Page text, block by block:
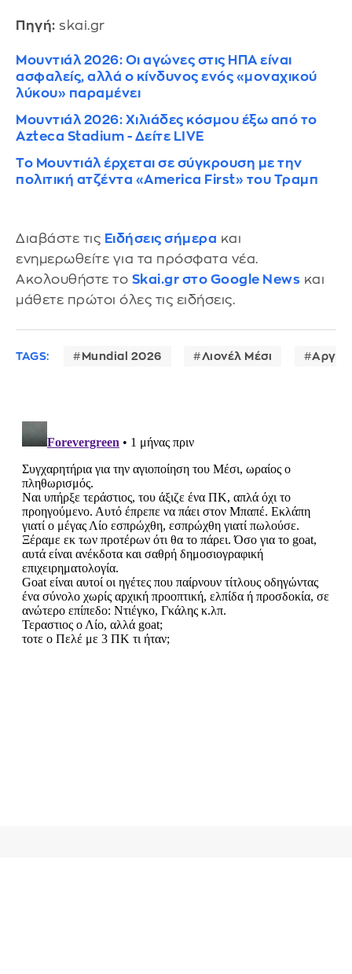
Πηγή: skai.gr
Μουντιάλ 2026: Οι αγώνες στις ΗΠΑ είναι
ασφαλείς, αλλά ο κίνδυνος ενός «μοναχικού
λύκου» παραμένει
Μουντιάλ 2026: Χιλιάδες κόσμου έξω από το
Azteca Stadium - Δείτε LIVE
Το Μουντιάλ έρχεται σε σύγκρουση με την
πολιτική ατζέντα «America First» του Τραμπ
Διαβάστε τις Ειδήσεις σήμερα και
ενημερωθείτε για τα πρόσφατα νέα.
Ακολουθήστε το Skai.gr στο Google News και
μάθετε πρώτοι όλες τις ειδήσεις.
TAGS: Mundial 2026 Λιονέλ Μέσι